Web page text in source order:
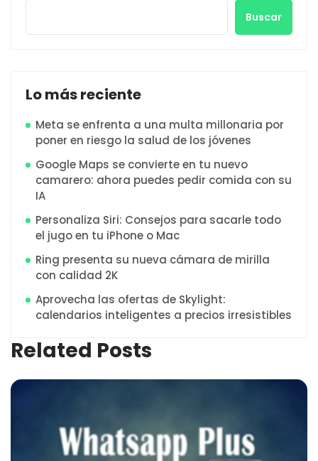
Buscar
Lo más reciente
Meta se enfrenta a una multa millonaria por
poner en riesgo la salud de los jóvenes
Google Maps se convierte en tu nuevo
camarero: ahora puedes pedir comida con su
IA
Personaliza Siri: Consejos para sacarle todo
el jugo en tu iPhone o Mac
Ring presenta su nueva cámara de mirilla
con calidad 2K
Aprovecha las ofertas de Skylight:
calendarios inteligentes a precios irresistibles
Related Posts